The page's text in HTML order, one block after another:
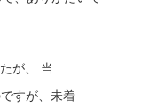
が、 当
すが、未着